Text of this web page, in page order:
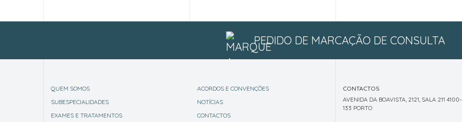
PEDIDO DE MARCAÇÃO DE CONSULTA
QUEM SOMOS
SUBESPECIALIDADES
EXAMES E TRATAMENTOS
ACORDOS E CONVENÇÕES
NOTÍCIAS
CONTACTOS
CONTACTOS
AVENIDA DA BOAVISTA, 2121, SALA 211 4100-
133 PORTO